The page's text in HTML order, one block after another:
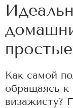
Как самой
обращаясь к
визажисту?